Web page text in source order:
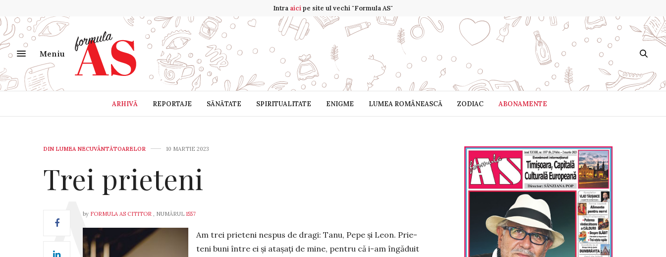
Intra aicipe site ul vechi "Formula AS"
Meniu
ARHIVĂ REPORTAJE SĂNĂTATE SPIRITUALITATE ENIGME LUMEA ROMÂNEASCĂ ZODIAC ABONAMENTE
DIN LUMEA NECUVÂNTĂTOARELOR 10 MARTIE 2023
Trei prieteni
by FORMULA AS CITITOR , NUMĂRUL 1557
Am trei prieteni nespus de dragi: Tanu, Pepe şi Leon. Prie­
teni buni între ei şi ata­şaţi de mi­ne, pentru că i-am îngă­duit